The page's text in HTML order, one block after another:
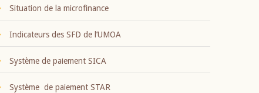
Situation de la microfinance
Indicateurs des SFD de l’UMOA
Système de paiement SICA
Système de paiement STAR